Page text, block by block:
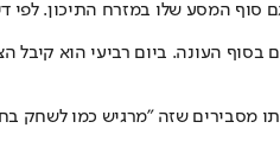
סוף המסע שלו במזרח התיכון. לפי
מעבר בחינם בסוף העונה. ביום רביעי
מעליבה ומשפילה. בסביבתו מסבירים שזה